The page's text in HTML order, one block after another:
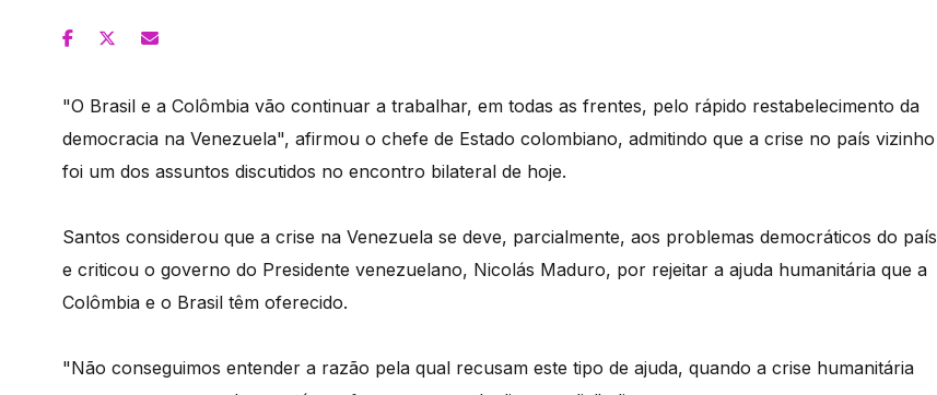
"O Brasil e a Colômbia vão continuar a trabalhar, em todas as frentes, pelo rápido restabelecimento da
democracia na Venezuela", afirmou o chefe de Estado colombiano, admitindo que a crise no país vizinho
foi um dos assuntos discutidos no encontro bilateral de hoje.
Santos considerou que a crise na Venezuela se deve, parcialmente, aos problemas democráticos do país
e criticou o governo do Presidente venezuelano, Nicolás Maduro, por rejeitar a ajuda humanitária que a
Colômbia e o Brasil têm oferecido.
"Não conseguimos entender a razão pela qual recusam este tipo de ajuda, quando a crise humanitária